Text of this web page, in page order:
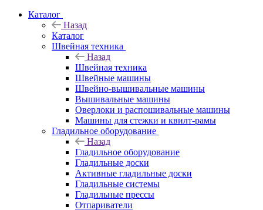
Каталог
Назад
Каталог
Швейная техника
Назад
Швейная техника
Швейные машины
Швейно-вышивальные машины
Вышивальные машины
Оверлоки и распошивальные машины
Машины для стежки и квилт-рамы
Гладильное оборудование
Назад
Гладильное оборудование
Гладильные доски
Активные гладильные доски
Гладильные системы
Гладильные прессы
Отпариватели